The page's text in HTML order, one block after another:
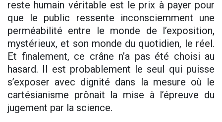
reste humain véritable est le prix à payer pour
que le public ressente inconsciemment une
perméabilité entre le monde de l’exposition,
mystérieux, et son monde du quotidien, le réel.
Et finalement, ce crâne n’a pas été choisi au
hasard. Il est probablement le seul qui puisse
s’exposer avec dignité dans la mesure où le
cartésianisme prônait la mise à l’épreuve du
jugement par la science.